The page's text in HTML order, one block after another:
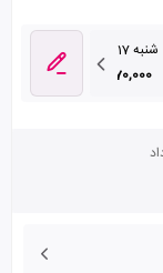
شنبه 17 مرداد
3
19,170,000 تومان